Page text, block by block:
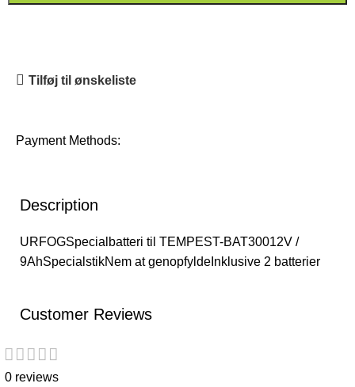
Tilføj til ønskeliste
Payment Methods:
Description
URFOGSpecialbatteri til TEMPEST-BAT30012V /
9AhSpecialstikNem at genopfyldeInklusive 2 batterier
Customer Reviews
0 reviews